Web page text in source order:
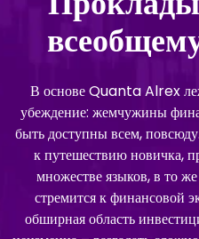
В основе Quanta Alrex
убеждение: жемчужины
быть доступны всем,
к путешествию новичка,
множестве языков, в то
стремится к финансовой
обширная область